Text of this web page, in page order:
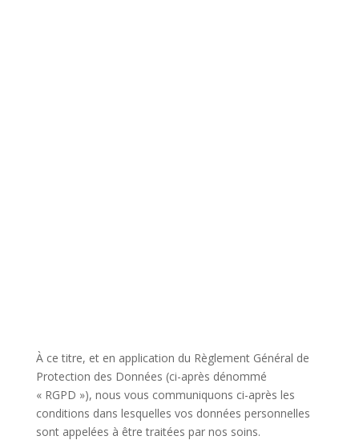
À ce titre, et en application du Règlement Général de
Protection des Données (ci-après dénommé
« RGPD »), nous vous communiquons ci-après les
conditions dans lesquelles vos données personnelles
sont appelées à être traitées par nos soins.